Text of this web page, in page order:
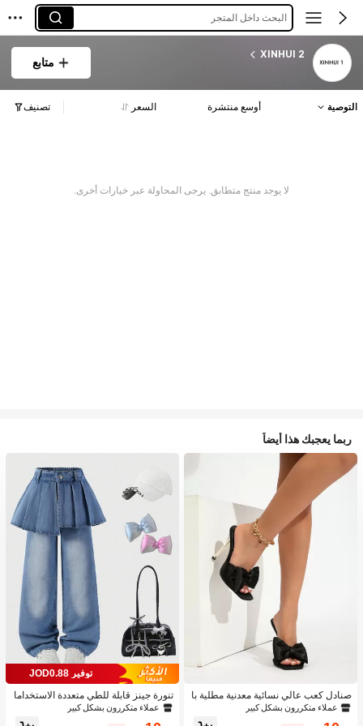
البحث داخل المتجر
XINHUI 2
متابع
التوصية أوسع منتشرة السعر تصنيف
لا يوجد منتج متطابق. يرجى المحاولة عبر خيارات أخرى.
ربما يعجبك هذا أيضاً
صنادل كعب عالي نسائية معدنية مطلية با
لكهرباء، صنادل كعب عالي ذات بريق وط
عملاء متكررون بشكل كبير
توفير JOD0.88
تنورة جينز قابلة للطي متعددة الاستخداما
ت بتصميم قطعتين للبنات 1 قطعة
عملاء متكررون بشكل كبير